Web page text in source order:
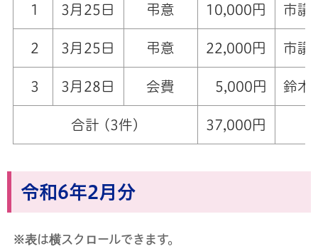
1 3月25日 弔意 10,000円 市議
2 3月25日 弔意 22,000円 市議
3 3月28日 会費 5,000円 鈴木
合計 (3件) 37,000円
令和6年2月分
※表は横スクロールできます。